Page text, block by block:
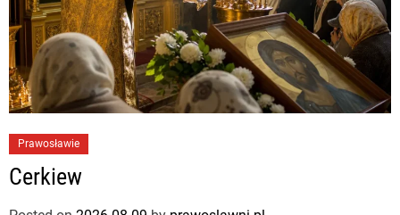
Prawosławie
Cerkiew